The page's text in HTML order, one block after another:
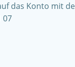
das Konto mit
07